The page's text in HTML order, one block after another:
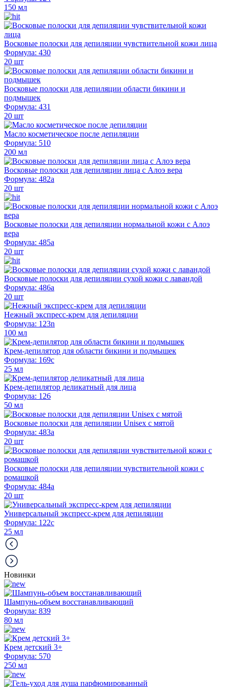
150 мл
Восковые полоски для депиляции чувствительной кожи лица
Формула: 430
20 шт
Восковые полоски для депиляции области бикини и
подмышек
Формула: 431
20 шт
Масло косметическое после депиляции
Формула: 510
200 мл
Восковые полоски для депиляции лица с Алоэ вера
Формула: 482а
20 шт
Восковые полоски для депиляции нормальной кожи с Алоэ
вера
Формула: 485а
20 шт
Восковые полоски для депиляции сухой кожи с лавандой
Формула: 486а
20 шт
Нежный экспресс-крем для депиляции
Формула: 123n
100 мл
Крем-депилятор для области бикини и подмышек
Формула: 169с
25 мл
Крем-депилятор деликатный для лица
Формула: 126
50 мл
Восковые полоски для депиляции Unisex с мятой
Формула: 483а
20 шт
Восковые полоски для депиляции чувствительной кожи с
ромашкой
Формула: 484а
20 шт
Универсальный экспресс-крем для депиляции
Формула: 122с
25 мл
Новинки
Шампунь-объем восстанавливающий
Формула: 839
80 мл
Крем детский 3+
Формула: 570
250 мл